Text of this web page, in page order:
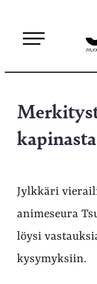
sisältöön
kapinasta
Jylkkäri
animeseura
löysi
kysymyksiin.